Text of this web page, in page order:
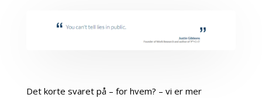
Det korte svaret på – for hvem? – vi er mer